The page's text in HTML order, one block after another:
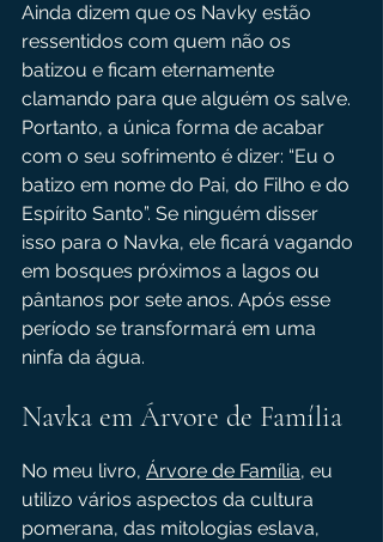
Ainda dizem que os Navky estão
ressentidos com quem não os
batizou e ficam eternamente
clamando para que alguém os salve.
Portanto, a única forma de acabar
com o seu sofrimento é dizer: “Eu o
batizo em nome do Pai, do Filho e do
Espírito Santo”. Se ninguém disser
isso para o Navka, ele ficará vagando
em bosques próximos a lagos ou
pântanos por sete anos. Após esse
período se transformará em uma
ninfa da água.
Navka em Árvore de Família
No meu livro, Árvore de Família, eu
utilizo vários aspectos da cultura
pomerana, das mitologias eslava,